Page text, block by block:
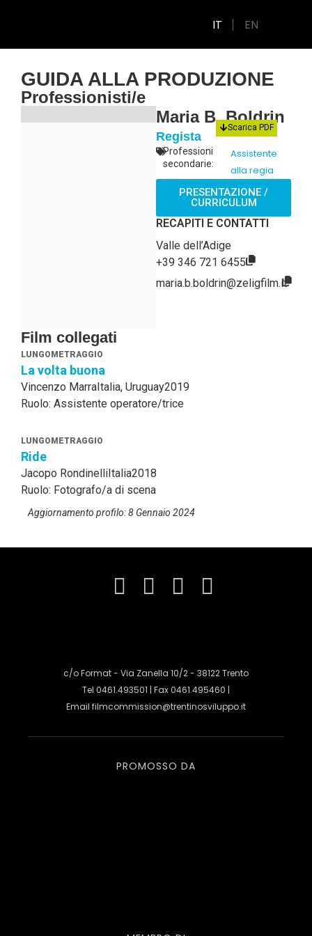
IT EN
GUIDA ALLA PRODUZIONE
Professionisti/e
Scarica PDF
Maria B. Boldrin
Regista
Professioni
secondarie:
Assistente
alla regia
PRESENTAZIONE /
CURRICULUM
RECAPITI E CONTATTI
Valle dell’Adige
+39 346 721 6455
maria.b.boldrin@zeligfilm.it
Film collegati
LUNGOMETRAGGIO
La volta buona
Vincenzo MarraItalia, Uruguay2019
Ruolo: Assistente operatore/trice
LUNGOMETRAGGIO
Ride
Jacopo RondinelliItalia2018
Ruolo: Fotografo/a di scena
Aggiornamento profilo: 8 Gennaio 2024
c/o Format - Via Zanella 10/2 - 38122 Trento
Tel 0461.493501 | Fax 0461.495460 |
Email filmcommission@trentinosviluppo.it
PROMOSSO DA